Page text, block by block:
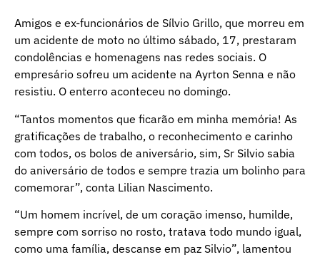
Amigos e ex-funcionários de Sílvio Grillo, que morreu em
um acidente de moto no último sábado, 17, prestaram
condolências e homenagens nas redes sociais. O
empresário sofreu um acidente na Ayrton Senna e não
resistiu. O enterro aconteceu no domingo.
“Tantos momentos que ficarão em minha memória! As
gratificações de trabalho, o reconhecimento e carinho
com todos, os bolos de aniversário, sim, Sr Silvio sabia
do aniversário de todos e sempre trazia um bolinho para
comemorar”, conta Lilian Nascimento.
“Um homem incrível, de um coração imenso, humilde,
sempre com sorriso no rosto, tratava todo mundo igual,
como uma família, descanse em paz Silvio”, lamentou